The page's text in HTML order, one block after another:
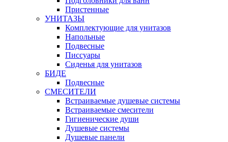
Пристенные
УНИТАЗЫ
Комплектующие для унитазов
Напольные
Подвесные
Писсуары
Сиденья для унитазов
БИДЕ
Подвесные
СМЕСИТЕЛИ
Встраиваемые душевые системы
Встраиваемые смесители
Гигиенические души
Душевые системы
Душевые панели